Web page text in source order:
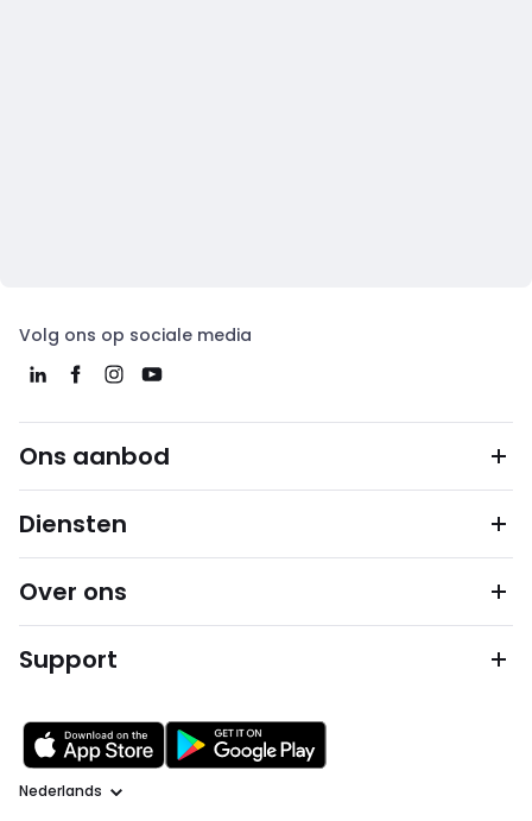
Volg ons op sociale media
Ons aanbod
Diensten
Over ons
Support
Taal